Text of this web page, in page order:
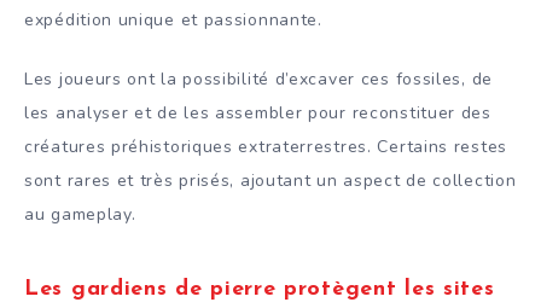
expédition unique et passionnante.
Les joueurs ont la possibilité d’excaver ces fossiles, de
les analyser et de les assembler pour reconstituer des
créatures préhistoriques extraterrestres. Certains restes
sont rares et très prisés, ajoutant un aspect de collection
au gameplay.
Les gardiens de pierre protègent les sites